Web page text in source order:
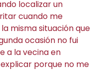
localizar un
cuando me
misma situación que
ocasión no fui
a la vecina en
porque no me